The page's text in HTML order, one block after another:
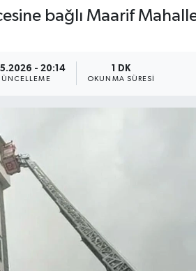
bağlı Maarif
- 20:14 1 DK
OKUNMA SÜRESI